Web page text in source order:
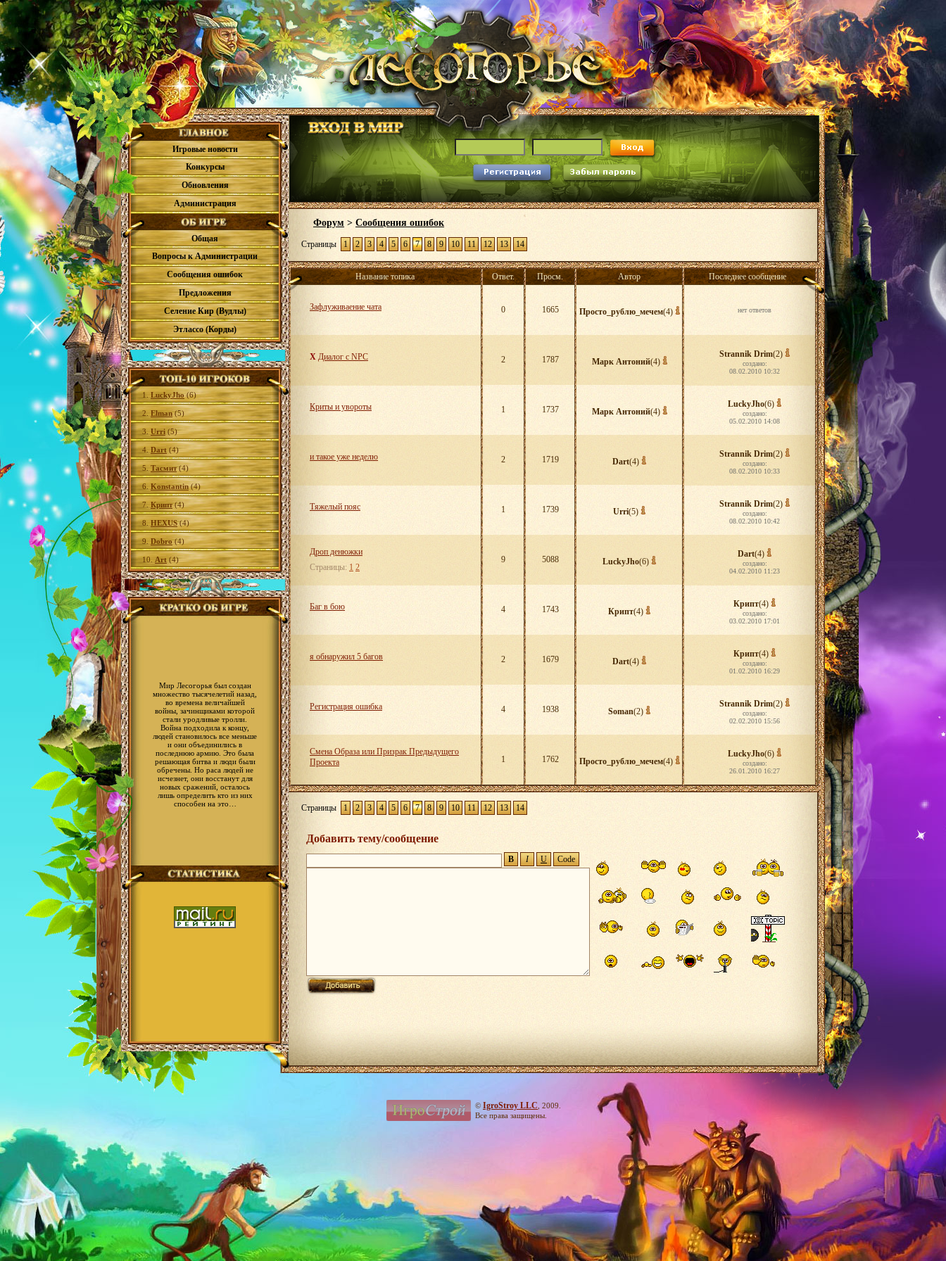
Игровые новости
Конкурсы
Обновления
Администрация
Общая
Вопросы к Администрации
Сообщения ошибок
Предложения
Селение Кир (Вудлы)
Этлассо (Корды)
1. LuckyJho (6)
2. Elman(5)
3. Urri (5)
4. Dart (4)
5. Тасмит(4)
6. Konstantin(4)
7. Крипт(4)
8. HEXUS(4)
9. Dobro(4)
10. Art (4)
Мир Лесогорья был создан
множество тысячелетий назад,
во времена величайшей
войны, зачинщиками которой
стали уродливые тролли.
Война подходила к концу,
людей становилось все меньше
и они объединились в
последнюю армию. Это была
решающая битва и люди были
обречены. Но раса людей не
исчезнет, они восстанут для
новых сражений, осталось
лишь определить кто из них
способен на это…
Форум > Сообщения ошибок
Страницы 1 2 3 4 5 6 7 8 9 10 11 12 13 14
Название топика Ответ. Просм. Автор Последнее сообщение
Зафлуживаение чата 0 1665 Просто_рублю_мечем(4) нет ответов
X Диалог с NPC 2 1787 Марк Антоний(4)
Strannik Drim(2)
создано:
08.02.2010 10:32
Криты и увороты 1 1737 Марк Антоний(4)
LuckyJho(6)
создано:
05.02.2010 14:08
и такое уже неделю 2 1719 Dart(4)
Strannik Drim(2)
создано:
08.02.2010 10:33
Тяжелый пояс 1 1739 Urri(5)
Strannik Drim(2)
создано:
08.02.2010 10:42
Дроп денюжки
Страницы: 1 2
9 5088 LuckyJho(6)
Dart(4)
создано:
04.02.2010 11:23
Баг в бою 4 1743 Крипт(4)
Крипт(4)
создано:
03.02.2010 17:01
я обнаружил 5 багов 2 1679 Dart(4)
Крипт(4)
создано:
01.02.2010 16:29
Регистрация ошибка 4 1938 Soman(2)
Strannik Drim(2)
создано:
02.02.2010 15:56
Смена Образа или Призрак Предыдущего
Проекта
1 1762 Просто_рублю_мечем(4)
LuckyJho(6)
создано:
26.01.2010 16:27
Страницы 1 2 3 4 5 6 7 8 9 10 11 12 13 14
Добавить тему/сообщение
© IgroStroy LLC , 2009.
Все права защищены.